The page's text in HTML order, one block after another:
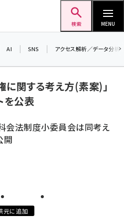
検索 MENU
AI SNS アクセス解析／データ分析
に関する考え方(素案)」
を公表
会法制度小委員会は同考え
開
元に追加
生成
るセ